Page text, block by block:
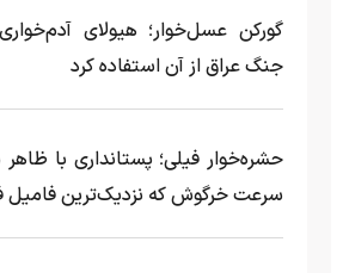
گورکن عسل‌خوار؛ هیولای
جنگ عراق از آن استفاده کرد
حشره‌خوار فیلی؛ پستانداری با
سرعت خرگوش که نزدیک‌ترین